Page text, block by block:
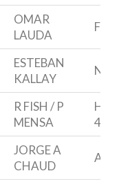
OMAR
LAUDA
ESTEBAN
KALLAY
N
R FISH / P
MENSA
44
JORGE A
CHAUD